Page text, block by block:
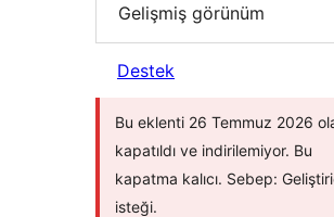
Gelişmiş görünüm
Destek
Bu eklenti 26 Temmuz 2026
kapatıldı ve indirilemiyor. Bu
kapatma kalıcı. Sebep:
isteği.